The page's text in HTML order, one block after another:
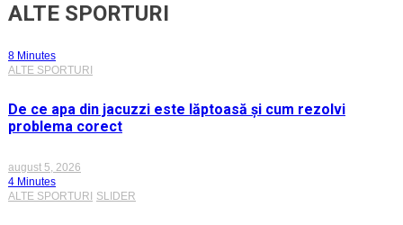
ALTE SPORTURI
8 Minutes
ALTE SPORTURI
De ce apa din jacuzzi este lăptoasă și cum rezolvi
problema corect
august 5, 2026
4 Minutes
ALTE SPORTURI SLIDER